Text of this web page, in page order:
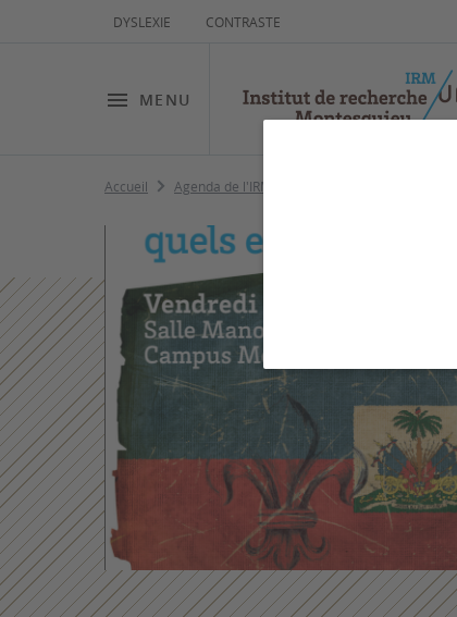
DYSLEXIE CONTRASTE
MENU
Accueil Agenda de l'IRM